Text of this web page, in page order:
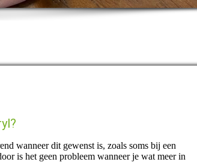
wanneer dit gewenst is, zoals soms bij een
is het geen probleem wanneer je wat meer in